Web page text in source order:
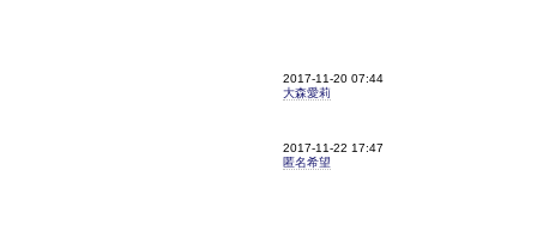
2017-11-20 07:44
大森愛莉
2017-11-22 17:47
匿名希望